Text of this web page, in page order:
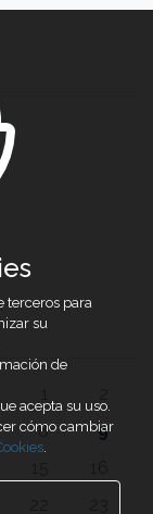
8
9
terceros para
su
de
acepta su uso.
cómo cambiar
.